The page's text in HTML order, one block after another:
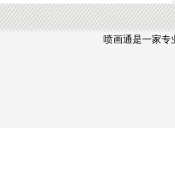
喷画通是一家专